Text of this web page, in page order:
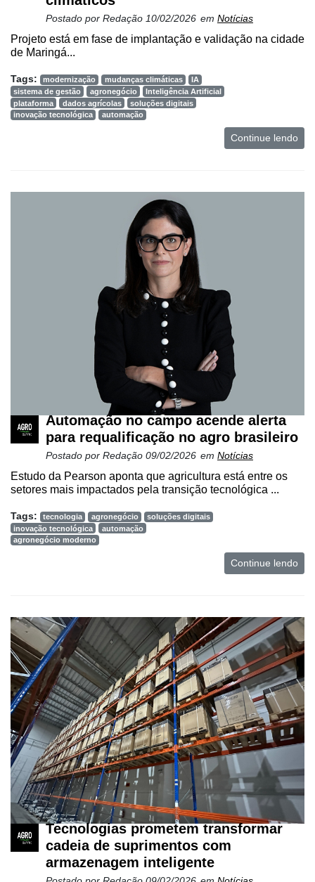
Postado por Redação 10/02/2026 em Notícias
Projeto está em fase de implantação e validação na cidade
de Maringá...
Tags: modernização mudanças climáticas
IA
sistema de gestão
agronegócio
Inteligência Artificial
plataforma
dados agrícolas
soluções digitais
inovação tecnológica
automação
Continue lendo
Automação no campo acende alerta
para requalificação no agro brasileiro
Postado por Redação 09/02/2026 em Notícias
Estudo da Pearson aponta que agricultura está entre os
setores mais impactados pela transição tecnológica ...
Tags: tecnologia agronegócio
soluções digitais
inovação tecnológica
automação
agronegócio moderno
Continue lendo
Tecnologias prometem transformar
cadeia de suprimentos com
armazenagem inteligente